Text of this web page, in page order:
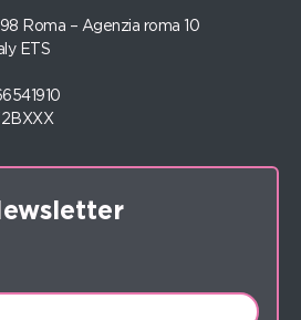
Roma – Agenzia roma 10
ETS